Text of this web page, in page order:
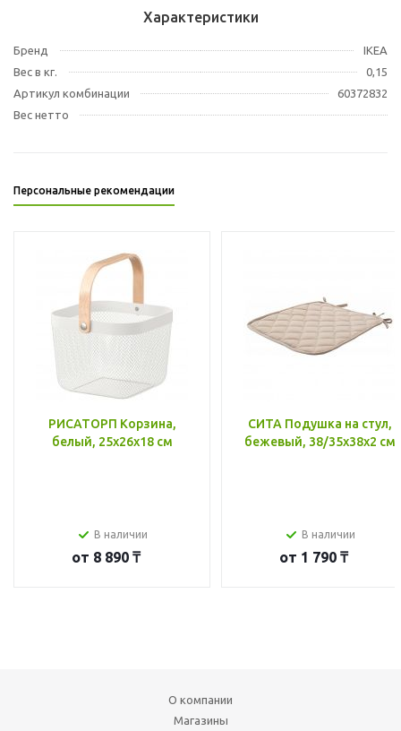
Характеристики
Бренд
IKEA
Вес в кг.
0,15
Артикул комбинации
60372832
Вес нетто
Персональные рекомендации
РИСАТОРП Корзина,
белый, 25x26x18 см
В наличии
от 8 890 ₸
СИТА Подушка на стул,
бежевый, 38/35x38x2 см
В наличии
от 1 790 ₸
О компании
Магазины